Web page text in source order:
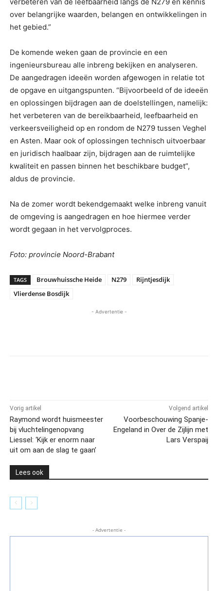
over belangrijke waarden, belangen en ontwikkelingen in
het gebied.”
De komende weken gaan de provincie en een
ingenieursbureau alle inbreng bekijken en analyseren.
De aangedragen ideeën worden afgewogen in relatie tot
de opgave en uitgangspunten. “Bijvoorbeeld of de ideeën
en oplossingen bijdragen aan de doelstellingen, namelijk:
het verbeteren van de bereikbaarheid, leefbaarheid en
verkeersveiligheid op en rondom de N279 tussen Veghel
en Asten. Maar ook of oplossingen technisch uitvoerbaar
en juridisch haalbaar zijn, bijdragen aan de ruimtelijke
kwaliteit en passen binnen het beschikbare budget”,
aldus de provincie.
Na de zomer wordt bekendgemaakt welke inbreng vanuit
de omgeving is aangedragen en hoe hiermee verder
wordt gegaan in het vervolgproces.
Foto: provincie Noord-Brabant
TAGS Brouwhuissche Heide N279
Rijntjesdijk
Vlierdense Bosdijk
- Advertentie -
Vorig artikel
Raymond wordt huismeester
bij vluchtelingenopvang
Liessel: ‘Kijk er enorm naar
uit om aan de slag te gaan’
Volgend artikel
Voorbeschouwing Spanje-
Engeland in Over de Zijlijn met
Lars Verspaij
Lees ook
- Advertentie -